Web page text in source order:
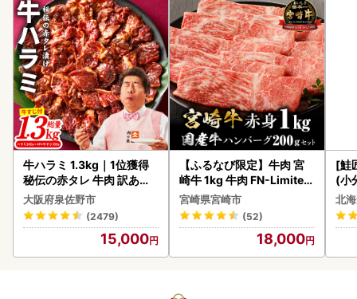
牛ハラミ 1.3kg｜1位獲得
秘伝の赤タレ 牛肉 訳あり
焼肉 BBQ
大阪府泉佐野市
(2479)
15,000
【ふるなび限定】牛肉 宮
崎牛 1kg 牛肉 FN-Limited
-VO
宮崎県宮崎市
(52)
18,000
[鮭
(小
5
北